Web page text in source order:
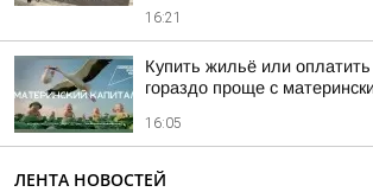
16:21
Купить жильё или
гораздо проще с
16:05
ЛЕНТА НОВОСТЕЙ